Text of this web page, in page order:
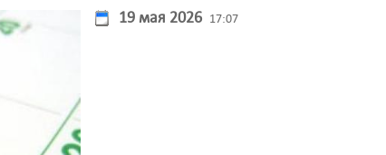
19 мая 2026 17:07